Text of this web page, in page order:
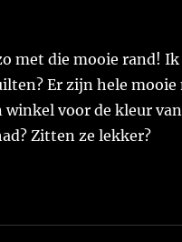
met die mooie rand!
Er zijn hele
winkel voor de kleur
Zitten ze lekker?